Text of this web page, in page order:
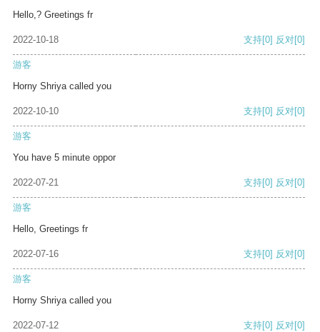
Hello,? Greetings fr
2022-10-18 支持[0] 反对[0]
游客
Horny Shriya called you
2022-10-10 支持[0] 反对[0]
游客
You have 5 minute oppor
2022-07-21 支持[0] 反对[0]
游客
Hello, Greetings fr
2022-07-16 支持[0] 反对[0]
游客
Horny Shriya called you
2022-07-12 支持[0] 反对[0]